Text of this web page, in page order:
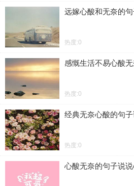
远嫁心酸和无奈的
热度:0
感慨生活不易心酸
热度:0
经典无奈心酸的句
热度:0
心酸无奈的句子说